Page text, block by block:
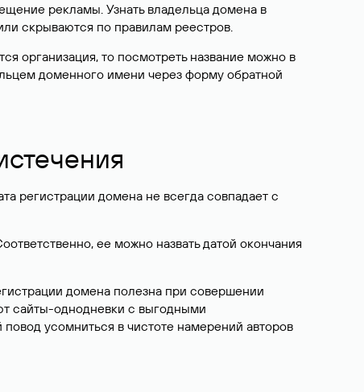
рекламы. Узнать владельца домена в
скрываются по правилам реестров.
организация, то посмотреть название можно в
доменного имени через форму обратной
регистрации домена не всегда совпадает с
ее можно назвать датой окончания
домена полезна при совершении
сайты-однодневки с выгодными
усомниться в чистоте намерений авторов